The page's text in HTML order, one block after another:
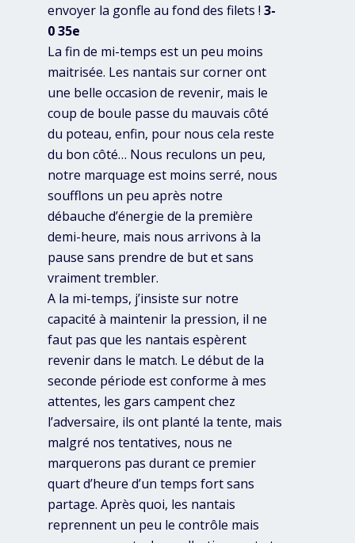
envoyer la gonfle au fond des filets ! 3-
0 35e
La fin de mi-temps est un peu moins
maitrisée. Les nantais sur corner ont
une belle occasion de revenir, mais le
coup de boule passe du mauvais côté
du poteau, enfin, pour nous cela reste
du bon côté… Nous reculons un peu,
notre marquage est moins serré, nous
soufflons un peu après notre
débauche d’énergie de la première
demi-heure, mais nous arrivons à la
pause sans prendre de but et sans
vraiment trembler.
A la mi-temps, j’insiste sur notre
capacité à maintenir la pression, il ne
faut pas que les nantais espèrent
revenir dans le match. Le début de la
seconde période est conforme à mes
attentes, les gars campent chez
l’adversaire, ils ont planté la tente, mais
malgré nos tentatives, nous ne
marquerons pas durant ce premier
quart d’heure d’un temps fort sans
partage. Après quoi, les nantais
reprennent un peu le contrôle mais